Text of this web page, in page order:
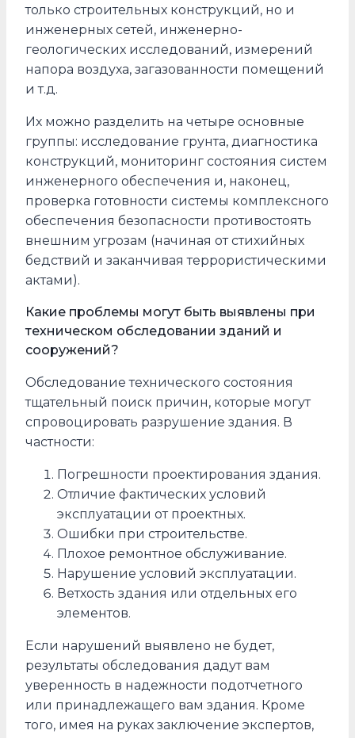
только строительных конструкций, но и
инженерных сетей, инженерно-
геологических исследований, измерений
напора воздуха, загазованности помещений
и т.д.
Их можно разделить на четыре основные
группы: исследование грунта, диагностика
конструкций, мониторинг состояния систем
инженерного обеспечения и, наконец,
проверка готовности системы комплексного
обеспечения безопасности противостоять
внешним угрозам (начиная от стихийных
бедствий и заканчивая террористическими
актами).
Какие проблемы могут быть выявлены при
техническом обследовании зданий и
сооружений?
Обследование технического состояния
тщательный поиск причин, которые могут
спровоцировать разрушение здания. В
частности:
Погрешности проектирования здания.
Отличие фактических условий
эксплуатации от проектных.
Ошибки при строительстве.
Плохое ремонтное обслуживание.
Нарушение условий эксплуатации.
Ветхость здания или отдельных его
элементов.
Если нарушений выявлено не будет,
результаты обследования дадут вам
уверенность в надежности подотчетного
или принадлежащего вам здания. Кроме
того, имея на руках заключение экспертов,